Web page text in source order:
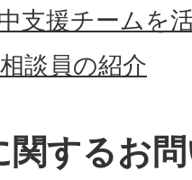
支援チームを
談員の紹介
関するお